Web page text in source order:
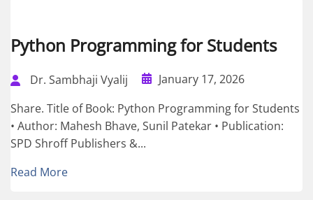
Python Programming for Students
Dr. Sambhaji Vyalij
January 17, 2026
Share. Title of Book: Python Programming for Students
• Author: Mahesh Bhave, Sunil Patekar • Publication:
SPD Shroff Publishers &...
Read More